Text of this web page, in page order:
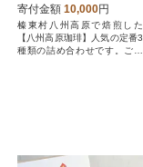
寄付金額 10,000円
榛東村八州高原で焙煎した
【八州高原珈琲】人気の定番3
種類の詰め合わせです。ご贈